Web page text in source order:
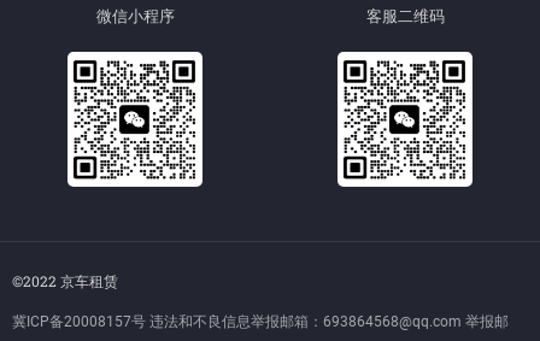
微信小程序 客服二维码
©2022 京车租赁
冀ICP备20008157号 违法和不良信息举报邮箱：693864568@qq.com 举报邮